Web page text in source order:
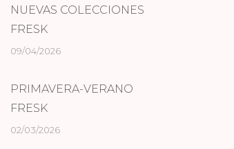
NUEVAS COLECCIONES
FRESK
09/04/2026
PRIMAVERA-VERANO
FRESK
02/03/2026